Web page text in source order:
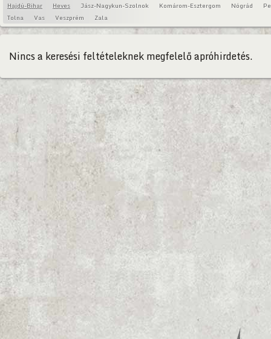
Hajdú-Bihar
Heves Jász-Nagykun-Szolnok Komárom-Esztergom Nógrád
Tolna
Vas Veszprém Zala
Nincs a keresési feltételeknek megfelelő apróhirdetés.